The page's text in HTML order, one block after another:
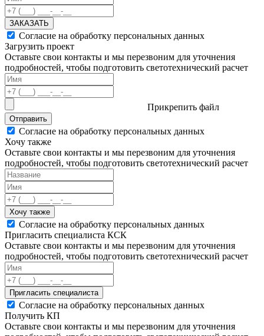
ЗАКАЗАТЬ
Согласие на обработку персональных данных
Загрузить проект
Оставьте свои контакты и мы перезвоним для уточнения
подробностей, чтобы подготовить светотехнический расчет
Прикрепить файл
Отправить
Согласие на обработку персональных данных
Хочу также
Оставьте свои контакты и мы перезвоним для уточнения
подробностей, чтобы подготовить светотехнический расчет
Хочу также
Согласие на обработку персональных данных
Пригласить специалиста КСК
Оставьте свои контакты и мы перезвоним для уточнения
подробностей, чтобы подготовить светотехнический расчет
Пригласить специалиста
Согласие на обработку персональных данных
Получить КП
Оставьте свои контакты и мы перезвоним для уточнения